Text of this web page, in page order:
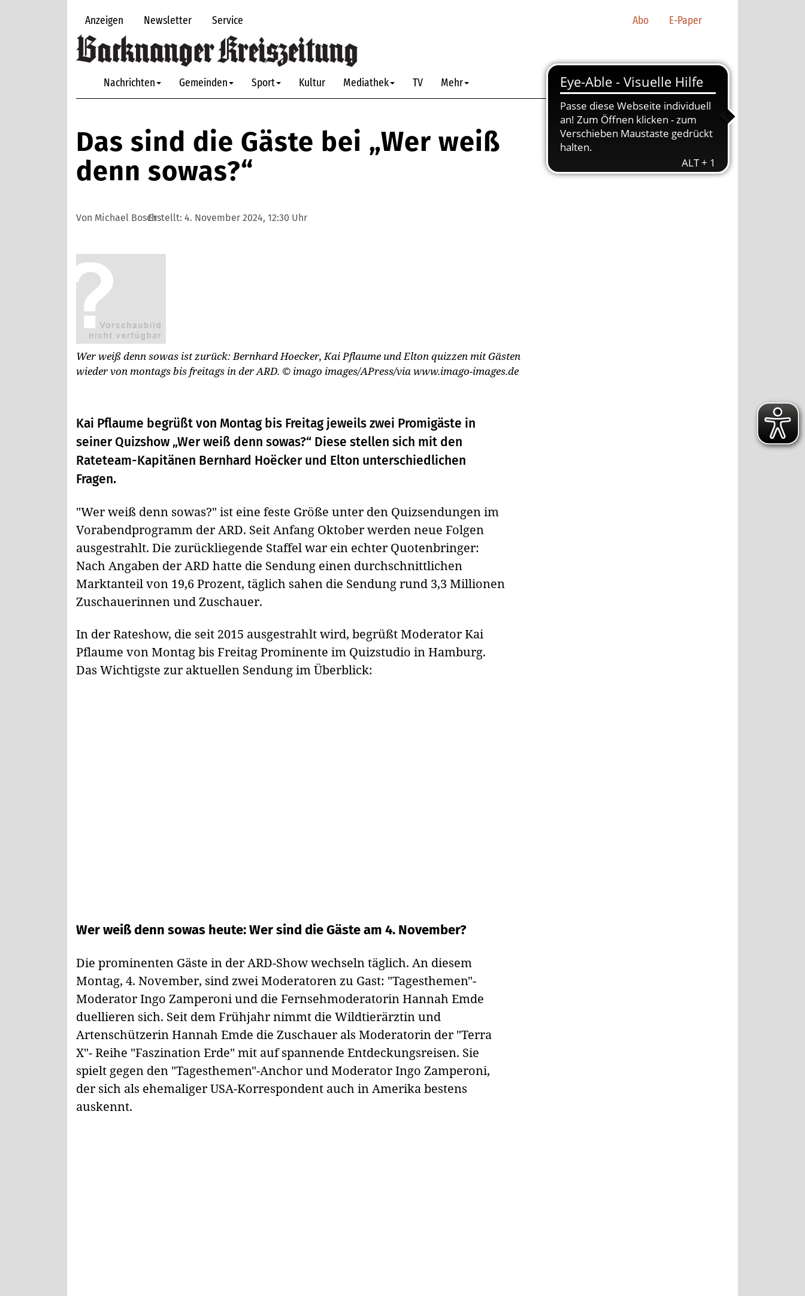
Anzeigen Newsletter Service Abo E-Paper
Nachrichten Gemeinden Sport Kultur Mediathek TV Mehr
Das sind die Gäste bei „Wer weiß
denn sowas?“
Von Michael BoschErstellt: 4. November 2024, 12:30 Uhr
Wer weiß denn sowas ist zurück: Bernhard Hoecker, Kai Pflaume und Elton quizzen mit Gästen
wieder von montags bis freitags in der ARD. © imago images/APress/via www.imago-images.de
Kai Pflaume begrüßt von Montag bis Freitag jeweils zwei Promigäste in
seiner Quizshow „Wer weiß denn sowas?“ Diese stellen sich mit den
Rateteam-Kapitänen Bernhard Hoëcker und Elton unterschiedlichen
Fragen.
"Wer weiß denn sowas?" ist eine feste Größe unter den Quizsendungen im
Vorabendprogramm der ARD. Seit Anfang Oktober werden neue Folgen
ausgestrahlt. Die zurückliegende Staffel war ein echter Quotenbringer:
Nach Angaben der ARD hatte die Sendung einen durchschnittlichen
Marktanteil von 19,6 Prozent, täglich sahen die Sendung rund 3,3 Millionen
Zuschauerinnen und Zuschauer.
In der Rateshow, die seit 2015 ausgestrahlt wird, begrüßt Moderator Kai
Pflaume von Montag bis Freitag Prominente im Quizstudio in Hamburg.
Das Wichtigste zur aktuellen Sendung im Überblick:
Wer weiß denn sowas heute: Wer sind die Gäste am 4. November?
Die prominenten Gäste in der ARD-Show wechseln täglich. An diesem
Montag, 4. November, sind zwei Moderatoren zu Gast: "Tagesthemen"-
Moderator Ingo Zamperoni und die Fernsehmoderatorin Hannah Emde
duellieren sich. Seit dem Frühjahr nimmt die Wildtierärztin und
Artenschützerin Hannah Emde die Zuschauer als Moderatorin der "Terra
X"- Reihe "Faszination Erde" mit auf spannende Entdeckungsreisen. Sie
spielt gegen den "Tagesthemen"-Anchor und Moderator Ingo Zamperoni,
der sich als ehemaliger USA-Korrespondent auch in Amerika bestens
auskennt.